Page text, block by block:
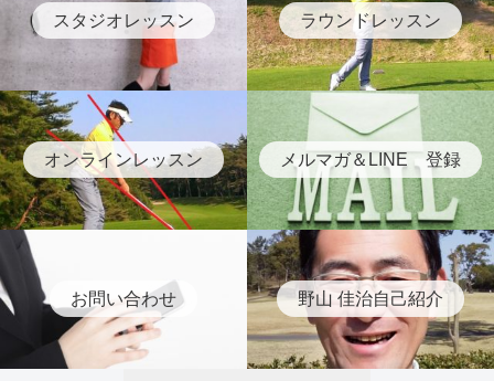
スタジオレッスン ラウンドレッスン
オンラインレッスン メルマガ＆LINE 登録
お問い合わせ 野山 佳治自己紹介